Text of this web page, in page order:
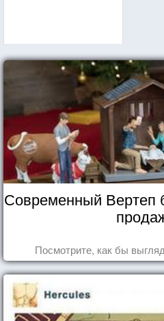
Современный Вертеп
Посмотрите, как бы